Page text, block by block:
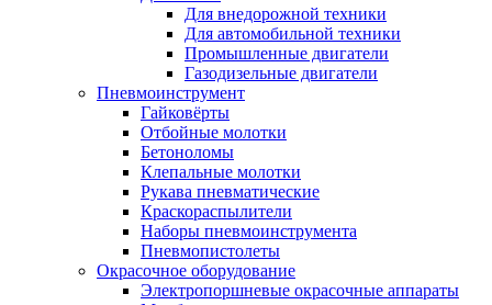
Для внедорожной техники
Для автомобильной техники
Промышленные двигатели
Газодизельные двигатели
Пневмоинструмент
Гайковёрты
Отбойные молотки
Бетоноломы
Клепальные молотки
Рукава пневматические
Краскораспылители
Наборы пневмоинструмента
Пневмопистолеты
Окрасочное оборудование
Электропоршневые окрасочные аппараты